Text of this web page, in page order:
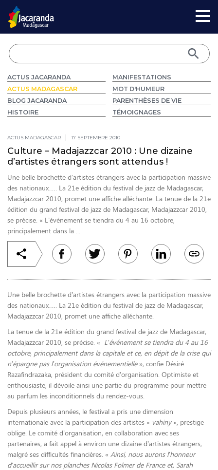
ACTUS JACARANDA
ACTUS MADAGASCAR
BLOG JACARANDA
HISTOIRE
MANIFESTATIONS
MOT D'HUMEUR
PARENTHÈSES DE VIE
TÉMOIGNAGES
ACTUS MADAGASCAR 17 SEPTEMBRE 2010
Culture – Madajazzcar 2010 : Une dizaine
d’artistes étrangers sont attendus !
Une belle brochette d’artistes étrangers avec la participation massive
des nationaux…. La 21e édition du festival de jazz de Madagascar,
Madajazzcar 2010, promet une affiche alléchante. La tenue de la 21e
édition du grand festival de jazz de Madagascar, Madajazzcar 2010,
se précise. « L’événement se tiendra du 4 au 16 octobre,
principalement dans la ...
Une belle brochette d’artistes étrangers avec la participation massive
des nationaux…. La 21e édition du festival de jazz de Madagascar,
Madajazzcar 2010, promet une affiche alléchante.
La tenue de la 21e édition du grand festival de jazz de Madagascar,
Madajazzcar 2010, se précise. « L’événement se tiendra du 4 au 16
octobre, principalement dans la capitale et ce, en dépit de la crise qui
n’épargne pas l’organisation événementielle», confie Désiré
Razafindrazaka, président du comité d’organisation. Optimiste et
enthousiaste, il dévoile ainsi une partie du programme pour mettre
au parfum les inconditionnels du rendez-vous.
Depuis plusieurs années, le festival a pris une dimension
internationale avec la participation des artistes « vahiny», prestige
oblige. Le comité d’organisation, en collaboration avec ses
partenaires, a fait appel à environ une dizaine d’artistes étrangers,
malgré ses difficultés financières. « Ainsi, nous aurons l’honneur
d’accueillir sur nos planches Nicolas Folmer de France et, Sarah